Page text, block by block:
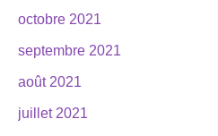
octobre 2021
septembre 2021
août 2021
juillet 2021